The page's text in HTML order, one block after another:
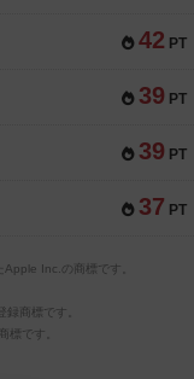
42 PT
39 PT
39 PT
37 PT
Inc.の商標です。
商標です。
標です。